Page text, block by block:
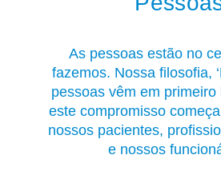
As pessoas estão no
fazemos. Nossa filosofia,
pessoas vêm em primeiro
este compromisso
nossos pacientes,
e nossos